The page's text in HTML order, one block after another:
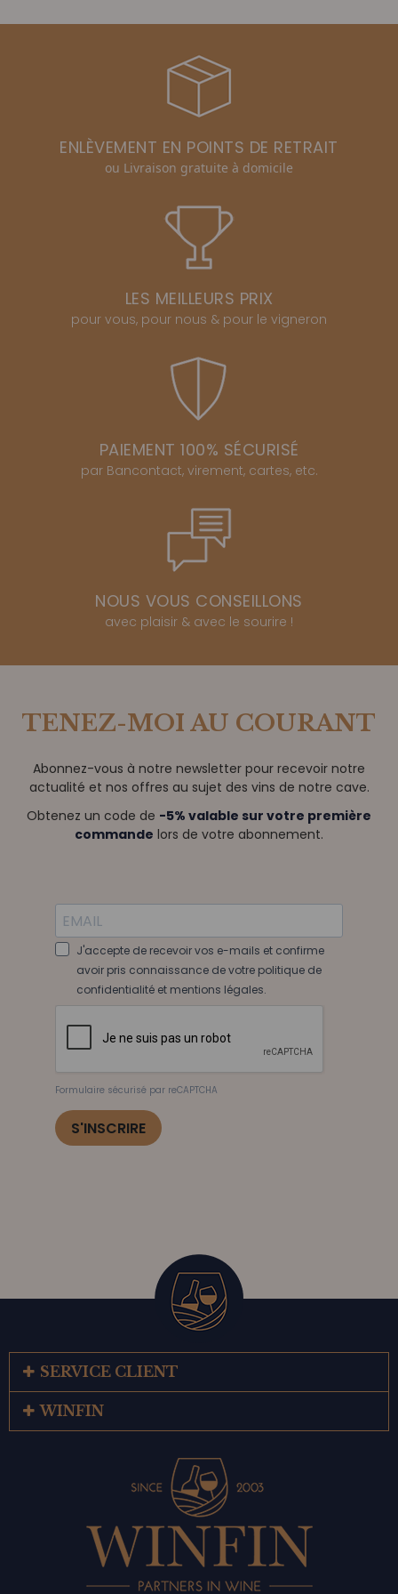
ENLÈVEMENT EN POINTS DE RETRAIT
ou Livraison gratuite à domicile
LES MEILLEURS PRIX
pour vous, pour nous & pour le vigneron
PAIEMENT 100% SÉCURISÉ
par Bancontact, virement, cartes, etc.
NOUS VOUS CONSEILLONS
avec plaisir & avec le sourire !
TENEZ-MOI AU COURANT
Abonnez-vous à notre newsletter pour recevoir notre
actualité et nos offres au sujet des vins de notre cave.
Obtenez un code de -5% valable sur votre première
commande lors de votre abonnement.
J'accepte de recevoir vos e-mails et confirme
avoir pris connaissance de votre politique de
confidentialité et mentions légales.
Formulaire sécurisé par reCAPTCHA
S'INSCRIRE
SERVICE CLIENT
WINFIN